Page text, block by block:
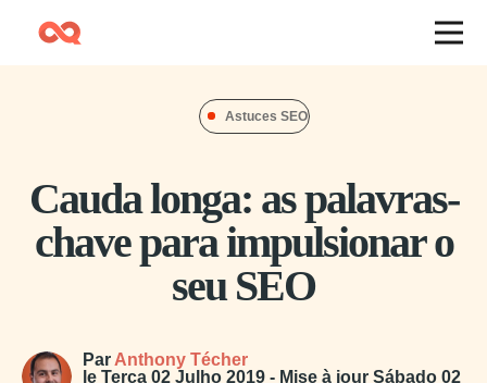
Astuces SEO
Cauda longa: as palavras-
chave para impulsionar o
seu SEO
Par Anthony Técher
le Terça 02 Julho 2019 - Mise à jour Sábado 02